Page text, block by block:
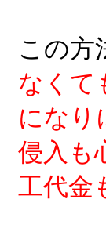
この方
なくて
になり
侵入も
工代金